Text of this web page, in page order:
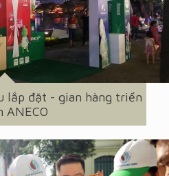
lắp đặt - gian hàng triển
ANECO